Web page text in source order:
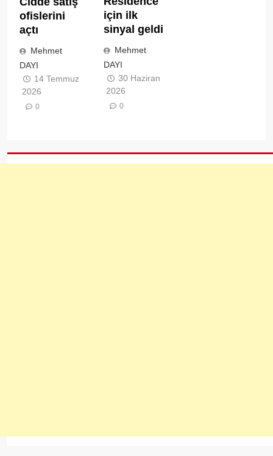
ofislerini
açtı
Mehmet
DAYI
14 Temmuz
2026
0
için ilk
sinyal geldi
Mehmet
DAYI
30 Haziran
2026
0